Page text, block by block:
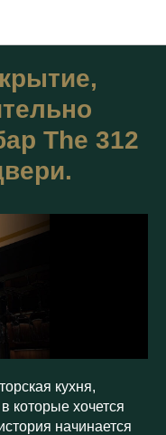
The 312
кухня,
которые хочется
начинается